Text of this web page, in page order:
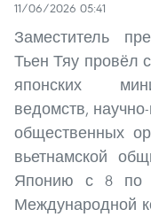
11/06/2026 05:41
Заместитель
Тьен Тяу провёл
японских
ведомств,
общественных
вьетнамской
Японию с 8 по
Международной